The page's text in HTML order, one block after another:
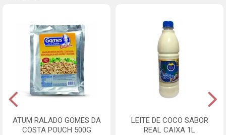
ATUM RALADO GOMES DA
COSTA POUCH 500G
LEITE DE COCO SABOR
REAL CAIXA 1L